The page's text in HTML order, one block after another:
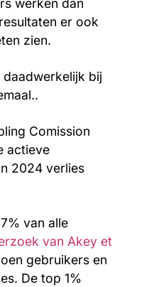
werken dan
er ook
zien.
bij
Comission
actieve
2024 verlies
van alle
van Akey et
gebruikers en
De top 1%